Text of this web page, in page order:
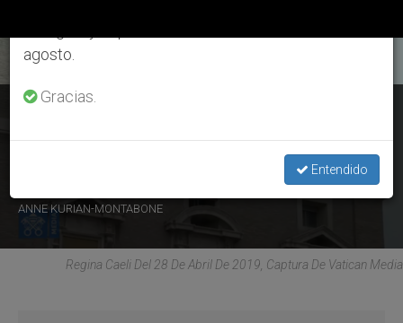
ÚLTIMAS NOTICIAS
Regina Coeli: El Papa agradece a todos los que le enviaron
ANNE KURIAN-MONTABONE
Regina Caeli Del 28 De Abril De 2019, Captura De Vatican Media
agosto.
Gracias.
Entendido